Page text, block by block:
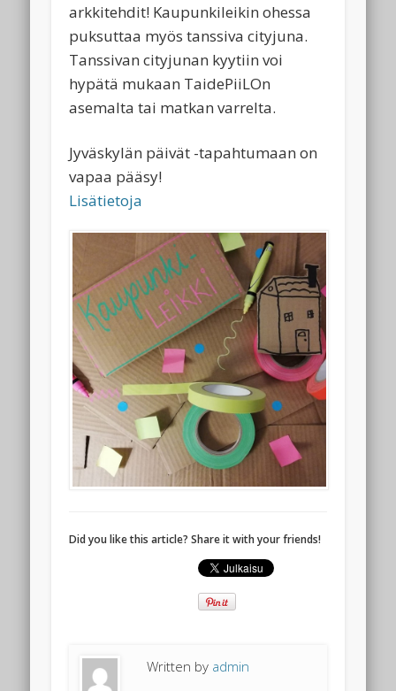
arkkitehdit! Kaupunkileikin ohessa
puksuttaa myös tanssiva cityjuna.
Tanssivan cityjunan kyytiin voi
hypätä mukaan TaidePiiLOn
asemalta tai matkan varrelta.
Jyväskylän päivät -tapahtumaan on
vapaa pääsy!
Lisätietoja
Did you like this article? Share it with your friends!
Written by admin